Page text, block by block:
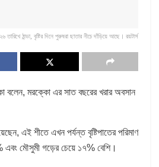
ঠান্ডা, বৃষ্টির দিনে পুরুষরা ছাতার নীচে দাঁড়িয়ে আছে। রয়টার্স
বলেন, মরক্কো এর সাত বছরের খরার অবসান
এই শীতে এখন পর্যন্ত বৃষ্টিপাতের পরিমাণ
মৌসুমী গড়ের চেয়ে ১৭% বেশি।